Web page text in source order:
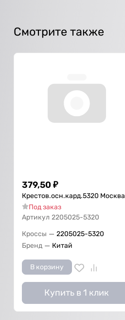
Смотрите также
379,50 ₽
Крестов.осн.кард.5320 Москва
Под заказ
Артикул 2205025-5320
Кроссы — 2205025-5320
Бренд — Китай
В корзину
Купить в 1 клик